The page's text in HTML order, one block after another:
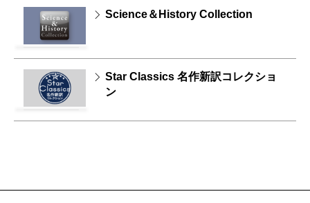
Science＆History Collection
Star Classics 名作新訳コレクショ
ン